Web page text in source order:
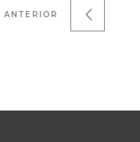
ANTERIOR